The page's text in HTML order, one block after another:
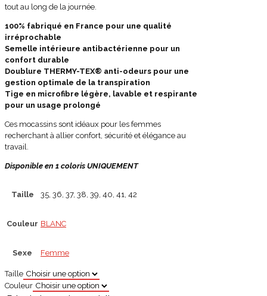
tout au long de la journée.
100% fabriqué en France pour une qualité
irréprochable
Semelle intérieure antibactérienne pour un
confort durable
Doublure THERMY-TEX® anti-odeurs pour une
gestion optimale de la transpiration
Tige en microfibre légère, lavable et respirante
pour un usage prolongé
Ces mocassins sont idéaux pour les femmes
recherchant à allier confort, sécurité et élégance au
travail.
Disponible en 1 coloris UNIQUEMENT
Taille 35, 36, 37, 38, 39, 40, 41, 42
Couleur BLANC
Sexe Femme
Taille
Couleur